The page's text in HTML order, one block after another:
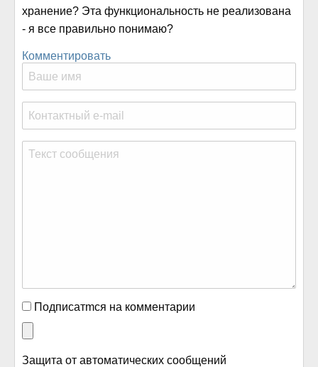
хранение? Эта функциональность не реализована
- я все правильно понимаю?
Комментировать
Подписатmся на комментарии
Защита от автоматических сообщений